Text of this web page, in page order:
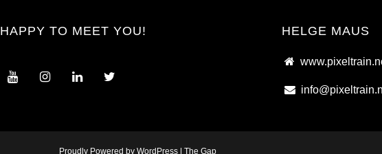
HAPPY TO MEET YOU! HELGE MAUS
Proudly Powered by WordPress The Gap